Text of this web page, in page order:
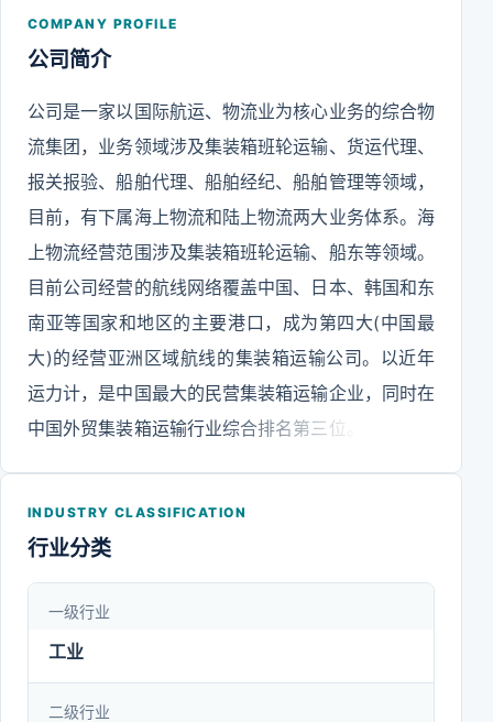
COMPANY PROFILE
公司简介
公司是一家以国际航运、物流业为核心业务的综合物
流集团，业务领域涉及集装箱班轮运输、货运代理、
报关报验、船舶代理、船舶经纪、船舶管理等领域，
目前，有下属海上物流和陆上物流两大业务体系。海
上物流经营范围涉及集装箱班轮运输、船东等领域。
目前公司经营的航线网络覆盖中国、日本、韩国和东
南亚等国家和地区的主要港口，成为第四大(中国最
大)的经营亚洲区域航线的集装箱运输公司。以近年
运力计，是中国最大的民营集装箱运输企业，同时在
中国外贸集装箱运输行业综合排名第三位。陆上物流
丰国际一直是中国最大的非国有航运物流公司。
INDUSTRY CLASSIFICATION
行业分类
一级行业
工业
二级行业